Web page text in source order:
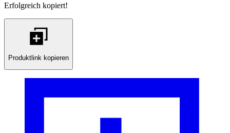
Erfolgreich kopiert!
Produktlink kopieren